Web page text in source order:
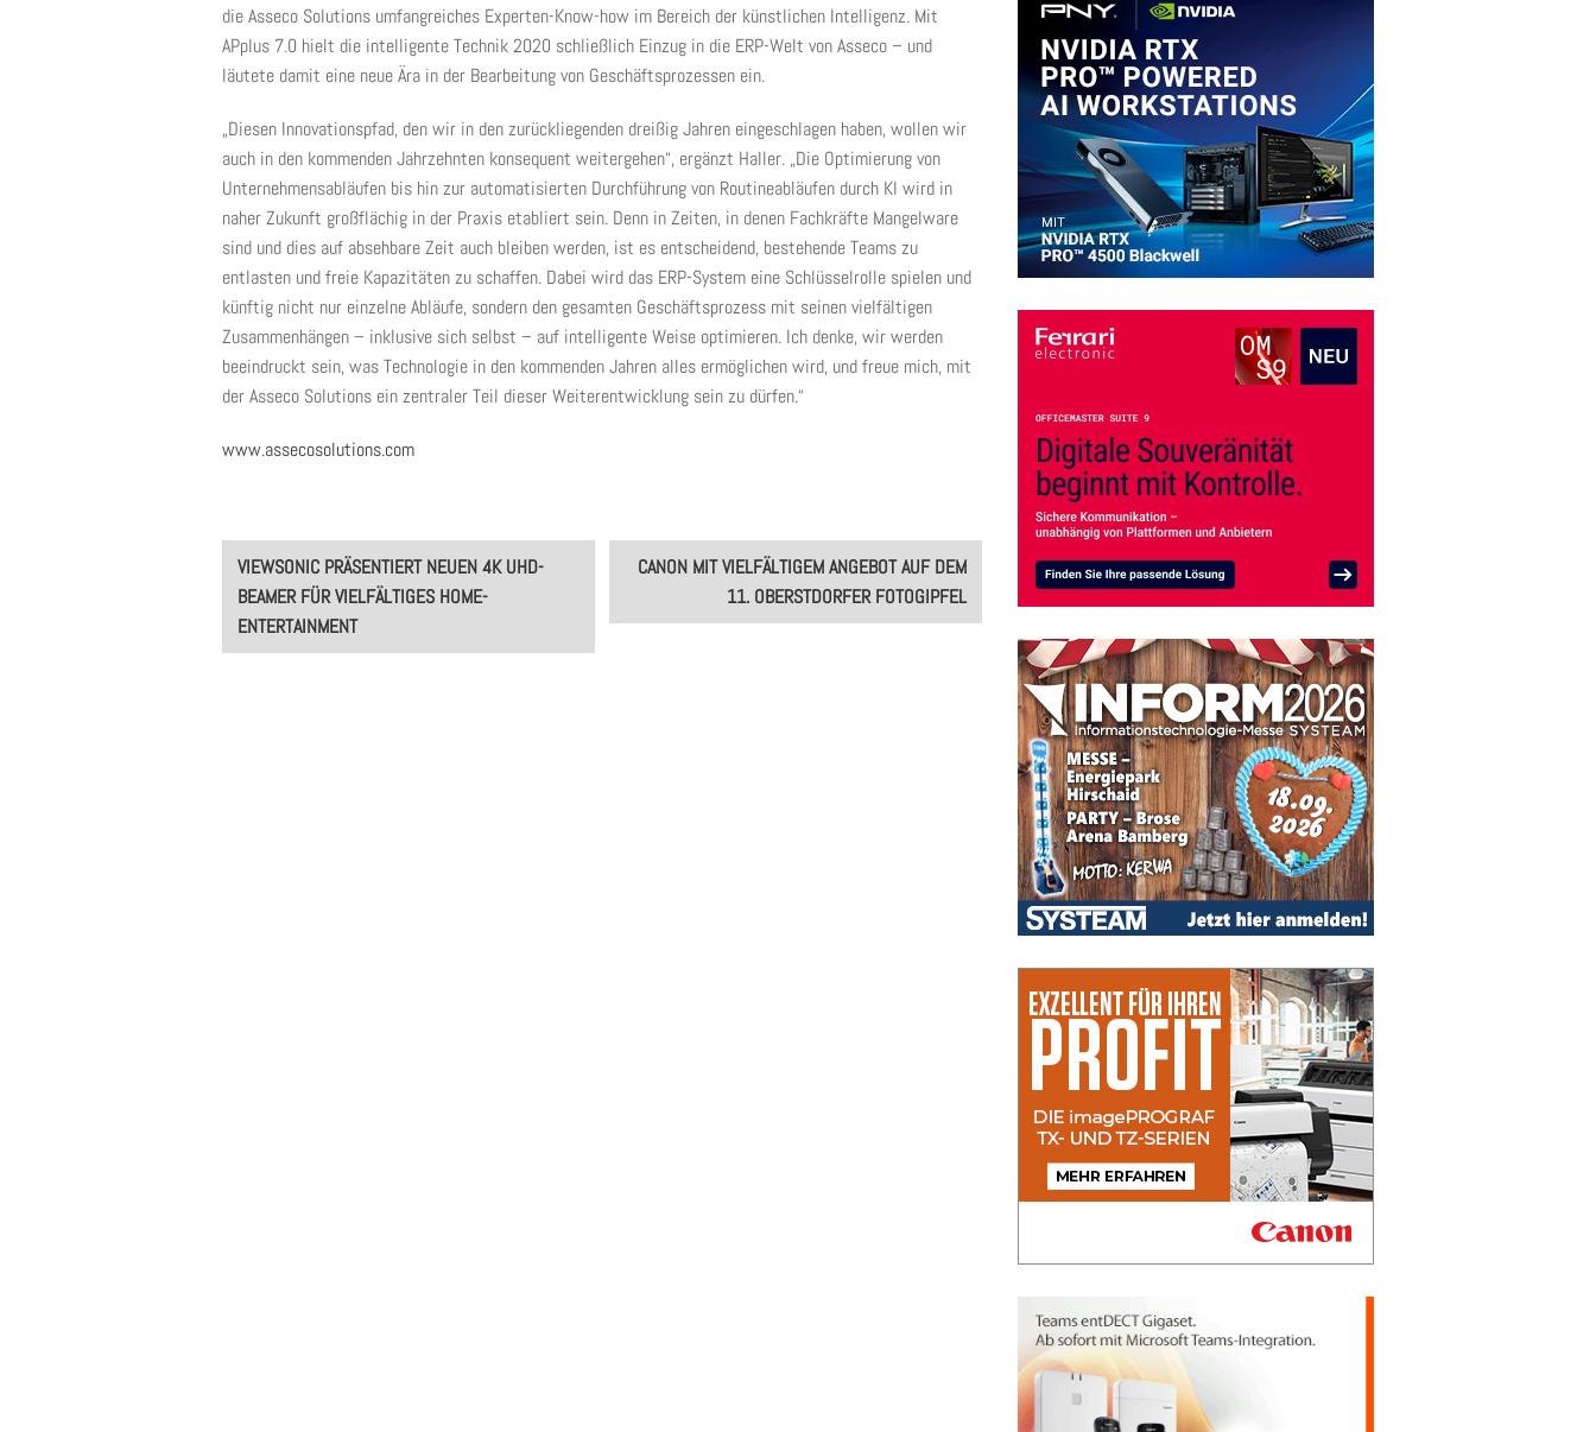
die Asseco Solutions umfangreiches Experten-Know-how im Bereich der künstlichen Intelligenz. Mit
APplus 7.0 hielt die intelligente Technik 2020 schließlich Einzug in die ERP-Welt von Asseco – und
läutete damit eine neue Ära in der Bearbeitung von Geschäftsprozessen ein.
„Diesen Innovationspfad, den wir in den zurückliegenden dreißig Jahren eingeschlagen haben, wollen wir
auch in den kommenden Jahrzehnten konsequent weitergehen“, ergänzt Haller. „Die Optimierung von
Unternehmensabläufen bis hin zur automatisierten Durchführung von Routineabläufen durch KI wird in
naher Zukunft großflächig in der Praxis etabliert sein. Denn in Zeiten, in denen Fachkräfte Mangelware
sind und dies auf absehbare Zeit auch bleiben werden, ist es entscheidend, bestehende Teams zu
entlasten und freie Kapazitäten zu schaffen. Dabei wird das ERP-System eine Schlüsselrolle spielen und
künftig nicht nur einzelne Abläufe, sondern den gesamten Geschäftsprozess mit seinen vielfältigen
Zusammenhängen – inklusive sich selbst – auf intelligente Weise optimieren. Ich denke, wir werden
beeindruckt sein, was Technologie in den kommenden Jahren alles ermöglichen wird, und freue mich, mit
der Asseco Solutions ein zentraler Teil dieser Weiterentwicklung sein zu dürfen.“
www.assecosolutions.com
Post
navigation
VIEWSONIC PRÄSENTIERT NEUEN 4K UHD-
BEAMER FÜR VIELFÄLTIGES HOME-
ENTERTAINMENT
CANON MIT VIELFÄLTIGEM ANGEBOT AUF DEM
11. OBERSTDORFER FOTOGIPFEL